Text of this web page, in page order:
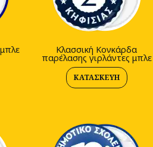
Κλασσική Κονκάρδα
παρέλασης γιρλάντες μπλε
ΚΑΤΑΣΚΕΥΉ